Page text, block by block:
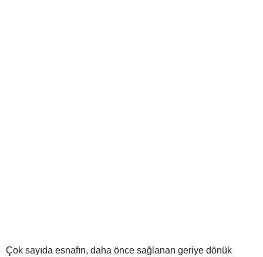
Çok sayıda esnafın, daha önce sağlanan geriye dönük